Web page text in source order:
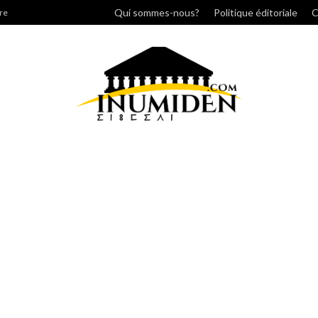
Qui sommes-nous? Politique éditoriale